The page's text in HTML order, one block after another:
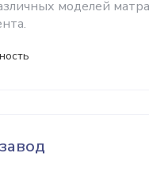
моделей